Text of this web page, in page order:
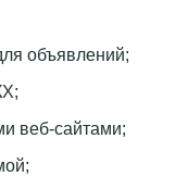
объявлений;
веб-сайтами;